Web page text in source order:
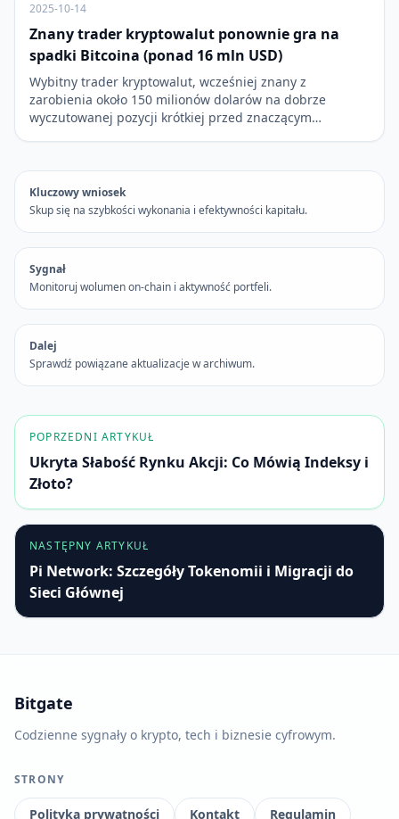
2025-10-14
Znany trader kryptowalut ponownie gra na
spadki Bitcoina (ponad 16 mln USD)
Wybitny trader kryptowalut, wcześniej znany z
zarobienia około 150 milionów dolarów na dobrze
wyczutowanej pozycji krótkiej przed znaczącym…
Kluczowy wniosek
Skup się na szybkości wykonania i efektywności kapitału.
Sygnał
Monitoruj wolumen on-chain i aktywność portfeli.
Dalej
Sprawdź powiązane aktualizacje w archiwum.
POPRZEDNI ARTYKUŁ
Ukryta Słabość Rynku Akcji: Co Mówią Indeksy i
Złoto?
NASTĘPNY ARTYKUŁ
Pi Network: Szczegóły Tokenomii i Migracji do
Sieci Głównej
Bitgate
Codzienne sygnały o krypto, tech i biznesie cyfrowym.
STRONY
Polityka prywatności Kontakt Regulamin